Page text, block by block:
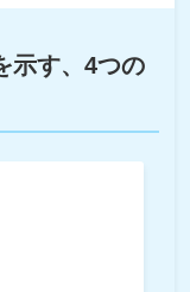
示す、4つの